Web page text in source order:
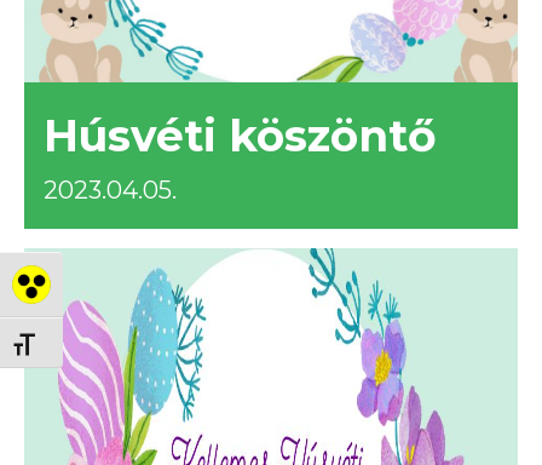
Nagy kontraszt váltása
Betűméret váltása
Húsvéti köszöntő
2023.04.05.